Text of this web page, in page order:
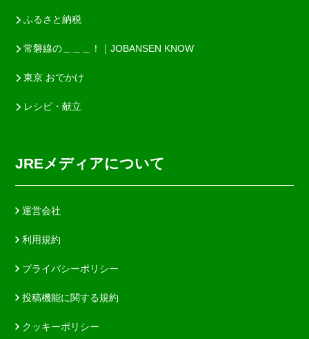
ふるさと納税
常磐線の＿＿＿！｜JOBANSEN KNOW
東京 おでかけ
レシピ・献立
JREメディアについて
運営会社
利用規約
プライバシーポリシー
投稿機能に関する規約
クッキーポリシー